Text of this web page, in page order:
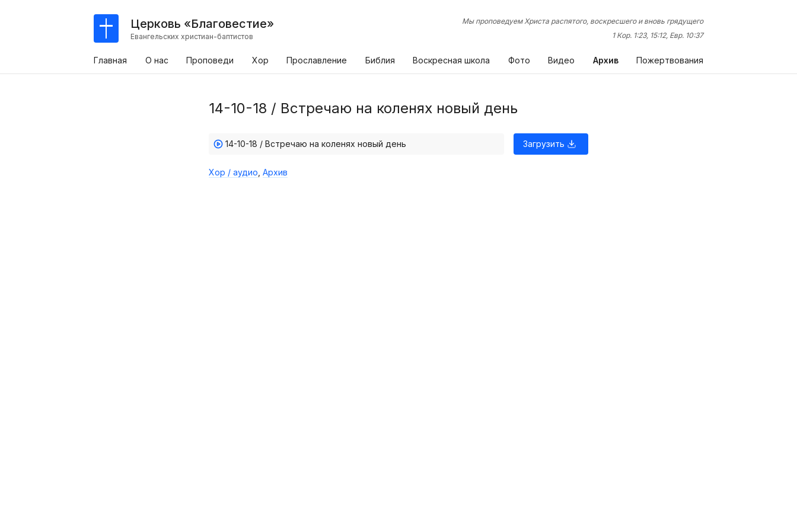
Церковь «Благовестие»
Евангельских христиан-баптистов
Мы проповедуем Христа распятого, воскресшего и вновь грядущего
1 Кор. 1:23, 15:12, Евр. 10:37
Главная О нас Проповеди Хор Прославление Библия Воскресная школа Фото Видео Архив Пожертвования
14-10-18 / Встречаю на коленях новый день
Загрузить
14-10-18 / Встречаю на коленях новый день
Хор / аудио Архив